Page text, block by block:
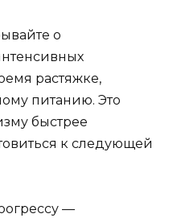
о
растяжке,
питанию. Это
быстрее
к следующей
—